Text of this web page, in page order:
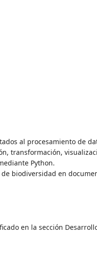
al procesamiento de
transformación,
Python.
biodiversidad en
en la sección